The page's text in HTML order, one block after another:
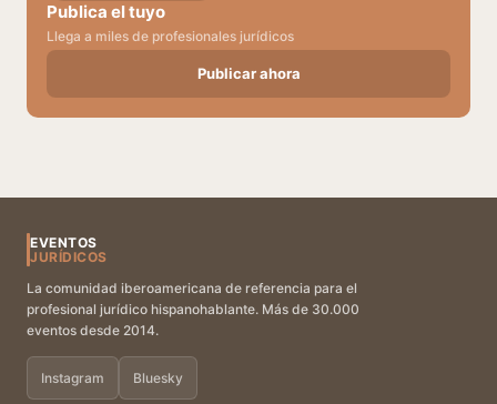
Publica el tuyo
Llega a miles de profesionales jurídicos
Publicar ahora
EVENTOS
JURÍDICOS
La comunidad iberoamericana de referencia para el
profesional jurídico hispanohablante. Más de 30.000
eventos desde 2014.
Instagram Bluesky